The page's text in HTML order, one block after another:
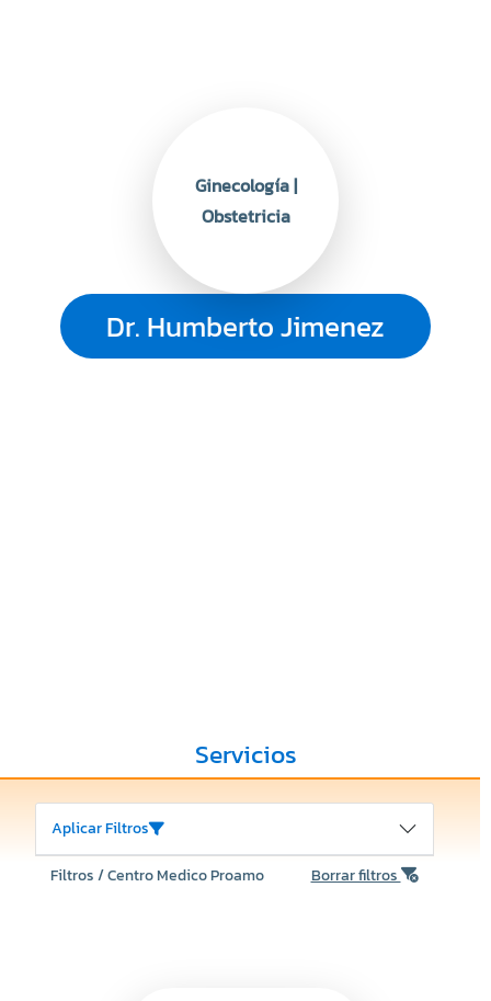
Dr. Humberto Jimenez
Ginecología |
Obstetricia
Servicios
Aplicar Filtros
Filtros / Centro Medico Proamo Borrar filtros